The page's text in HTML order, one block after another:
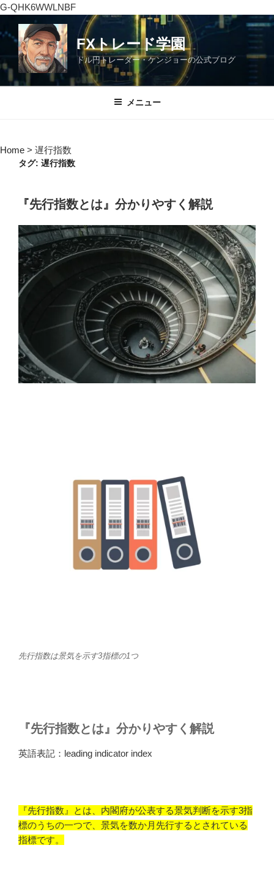
G-QHK6WWLNBF
ン
ン
ツ
プ
FXトレード学園
ドル円トレーダー・ケンジョーの公式ブログ
メニュー
Home > 遅行指数
タグ: 遅行指数
投『先行指数とは』分かりやすく解説
先行指数は景気を示す3指標の1つ
『先行指数とは』分かりやすく解説
英語表記：leading indicator index
『先行指数』とは、内閣府が公表する景気判断を示す3指
標のうちの一つで、景気を数か月先行するとされている
指標です。